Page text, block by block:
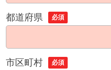
都道府県 必須
市区町村 必須